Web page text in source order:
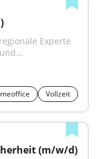
Experte
Vollzeit
(m/w/d)